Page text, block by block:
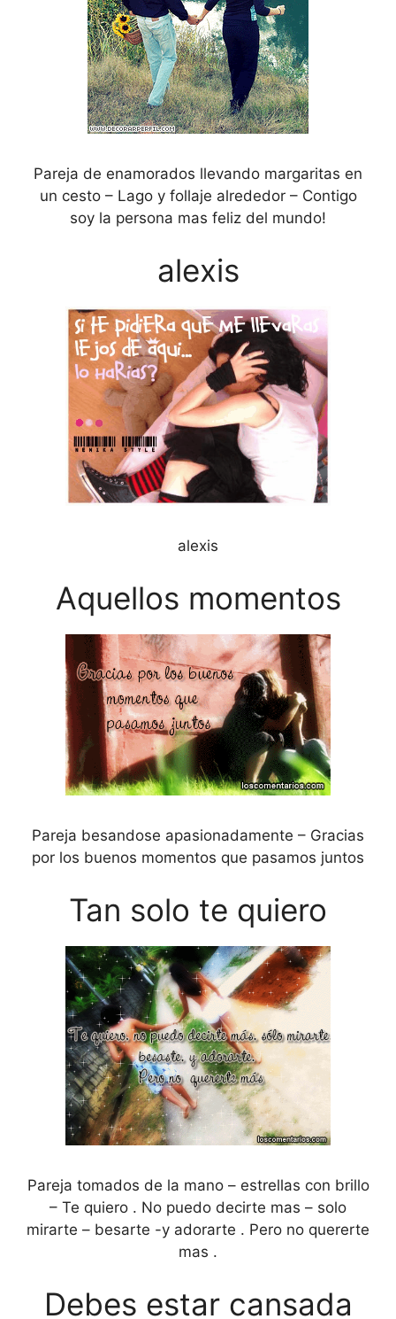
Pareja de enamorados llevando margaritas en
un cesto – Lago y follaje alrededor – Contigo
soy la persona mas feliz del mundo!
alexis
alexis
Aquellos momentos
Pareja besandose apasionadamente – Gracias
por los buenos momentos que pasamos juntos
Tan solo te quiero
Pareja tomados de la mano – estrellas con brillo
– Te quiero . No puedo decirte mas – solo
mirarte – besarte -y adorarte . Pero no quererte
mas .
Debes estar cansada